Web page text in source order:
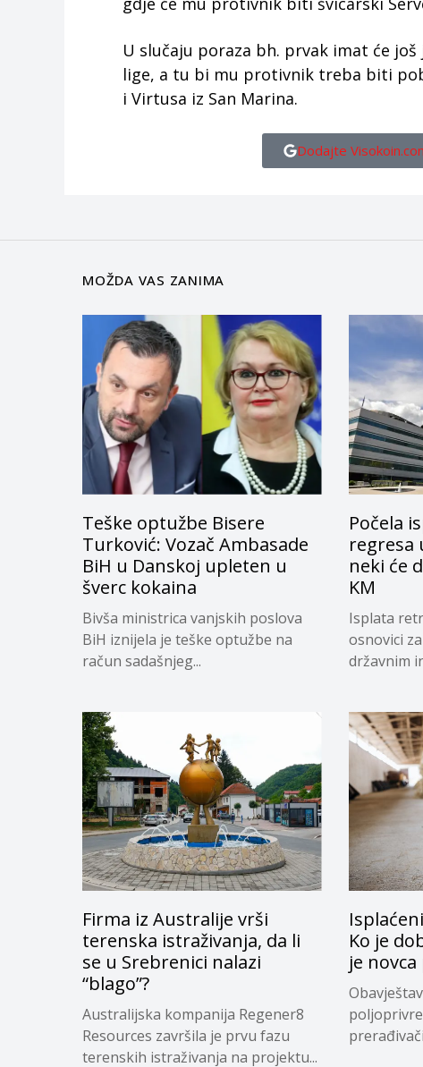
U slučaju poraza bh. prvak imat će
lige, a tu bi mu protivnik treba biti
i Virtusa iz San Marina.
Dodajte
MOŽDA VAS ZANIMA
Teške optužbe Bisere
Turković: Vozač Ambasade
BiH u Danskoj upleten u
šverc kokaina
Bivša ministrica vanjskih poslova
BiH iznijela je teške optužbe na
račun sadašnjeg...
Počela
regresa
neki će
KM
Isplata
osnovici
državnim
Firma iz Australije vrši
terenska istraživanja, da li
se u Srebrenici nalazi
“blago”?
Australijska kompanija Regener8
Resources završila je prvu fazu
terenskih istraživanja na projektu...
Ko je
je